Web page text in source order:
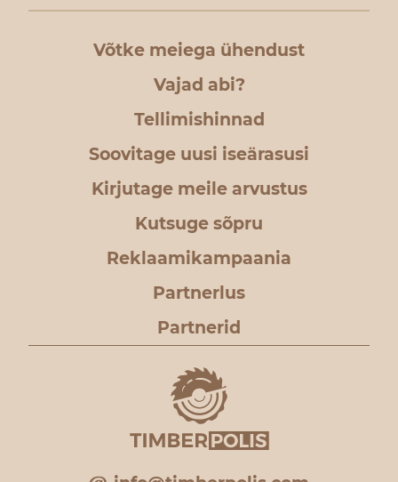
Võtke meiega ühendust
Vajad abi?
Tellimishinnad
Soovitage uusi iseärasusi
Kirjutage meile arvustus
Kutsuge sõpru
Reklaamikampaania
Partnerlus
Partnerid